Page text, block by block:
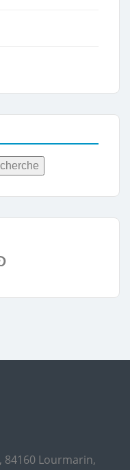
84160 Lourmarin,